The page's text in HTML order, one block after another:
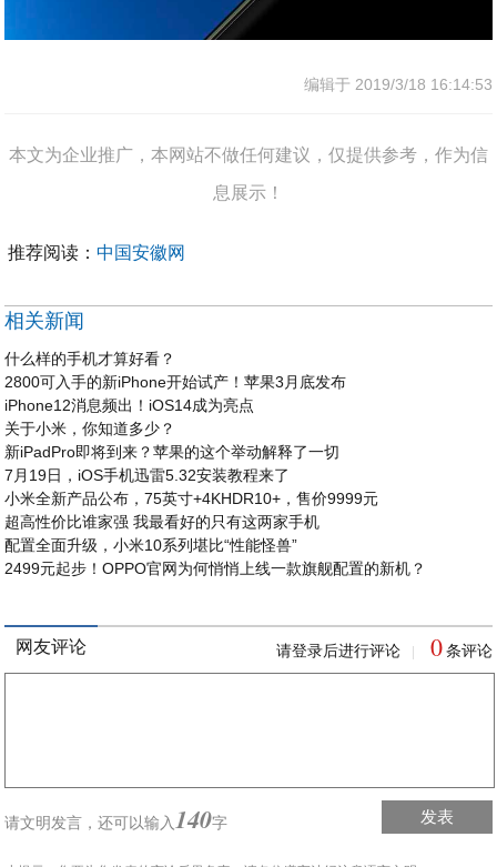
编辑于 2019/3/18 16:14:53
本文为企业推广，本网站不做任何建议，仅提供参考，作为信
息展示！
推荐阅读：中国安徽网
相关新闻
什么样的手机才算好看？
2800可入手的新iPhone开始试产！苹果3月底发布
iPhone12消息频出！iOS14成为亮点
关于小米，你知道多少？
新iPadPro即将到来？苹果的这个举动解释了一切
7月19日，iOS手机迅雷5.32安装教程来了
小米全新产品公布，75英寸+4KHDR10+，售价9999元
超高性价比谁家强 我最看好的只有这两家手机
配置全面升级，小米10系列堪比“性能怪兽”
2499元起步！OPPO官网为何悄悄上线一款旗舰配置的新机？
网友评论 请登录后进行评论 0 条评论
请文明发言，还可以输入 140字 发表